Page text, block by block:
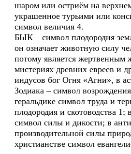
шаром или остриём на
украшенное турьими или
символ величия 4.
БЫК – символ плодородия
он означает животную силу
потому является жертвенным
мистериях древних евреев и
индусов бог Огня «Агни», в
Зодиака – символ
геральдике символ труда и
плодородия и скотоводства 1;
символ силы и дикости; в
производительной силы
христианстве символ